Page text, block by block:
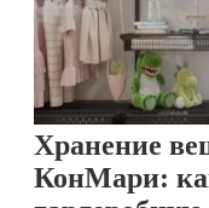
решают сразу
устраняют
преображают
современный
Хранение
КонМари: